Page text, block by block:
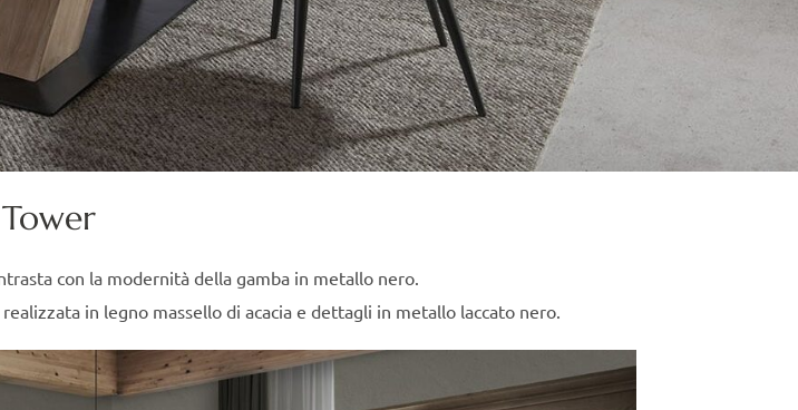
Tower
con la modernità della gamba in metallo nero.
in legno massello di acacia e dettagli in metallo laccato nero.